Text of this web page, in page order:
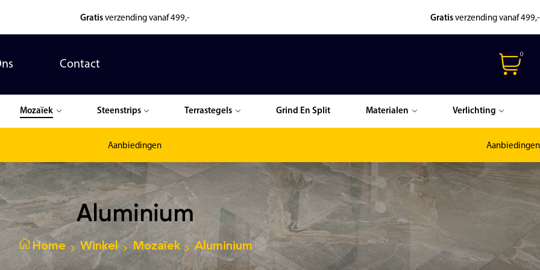
Gratis verzending vanaf 499,- Gratis verzending vanaf 499,-
Contact
0
Mozaïek Steenstrips Terrastegels Grind En Split Materialen Verlichting
Aanbiedingen Aanbiedingen
Aluminium
Home Winkel Mozaïek Aluminium